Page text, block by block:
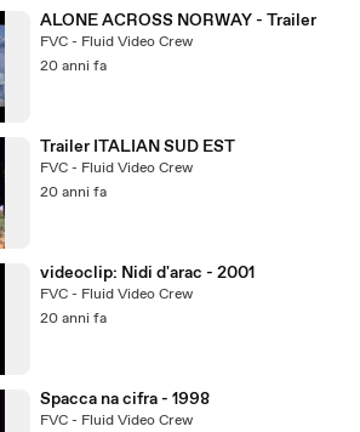
ALONE ACROSS NORWAY - Trailer
FVC - Fluid Video Crew
20 anni fa
Trailer ITALIAN SUD EST
FVC - Fluid Video Crew
20 anni fa
videoclip: Nidi d'arac - 2001
FVC - Fluid Video Crew
20 anni fa
Spacca na cifra - 1998
FVC - Fluid Video Crew